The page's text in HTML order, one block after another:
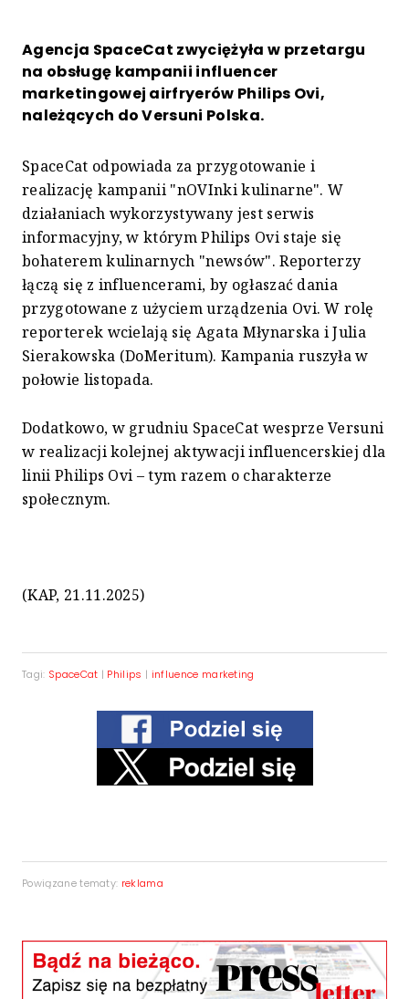
Agencja SpaceCat zwyciężyła w przetargu
na obsługę kampanii influencer
marketingowej airfryerów Philips Ovi,
należących do Versuni Polska.
SpaceCat odpowiada za przygotowanie i
realizację kampanii "nOVInki kulinarne". W
działaniach wykorzystywany jest serwis
informacyjny, w którym Philips Ovi staje się
bohaterem kulinarnych "newsów". Reporterzy
łączą się z influencerami, by ogłaszać dania
przygotowane z użyciem urządzenia Ovi. W rolę
reporterek wcielają się Agata Młynarska i Julia
Sierakowska (DoMeritum). Kampania ruszyła w
połowie listopada.
Dodatkowo, w grudniu SpaceCat wesprze Versuni
w realizacji kolejnej aktywacji influencerskiej dla
linii Philips Ovi – tym razem o charakterze
społecznym.
(KAP, 21.11.2025)
Tagi: SpaceCat | Philips | influence marketing
Powiązane tematy: reklama